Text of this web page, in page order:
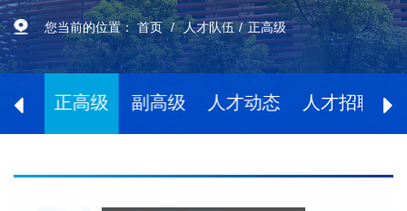
您当前的位置：首页 人才队伍 正高级
士 正高级 副高级 人才动态 人才招聘